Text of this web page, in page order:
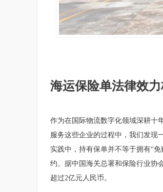
海运保险单法律效
作为在国际物流数字化领域深耕十
服务这些企业的过程中，我们发现
实践中，持有保单并不等于拥有“
约。据中国海关总署和保险行业协
超过2亿元人民币。